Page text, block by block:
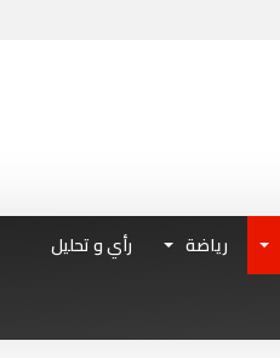
رياضة
رأي و تحليل